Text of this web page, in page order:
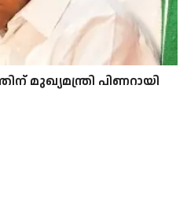
മുഖ്യമന്ത്രി പിണറായി